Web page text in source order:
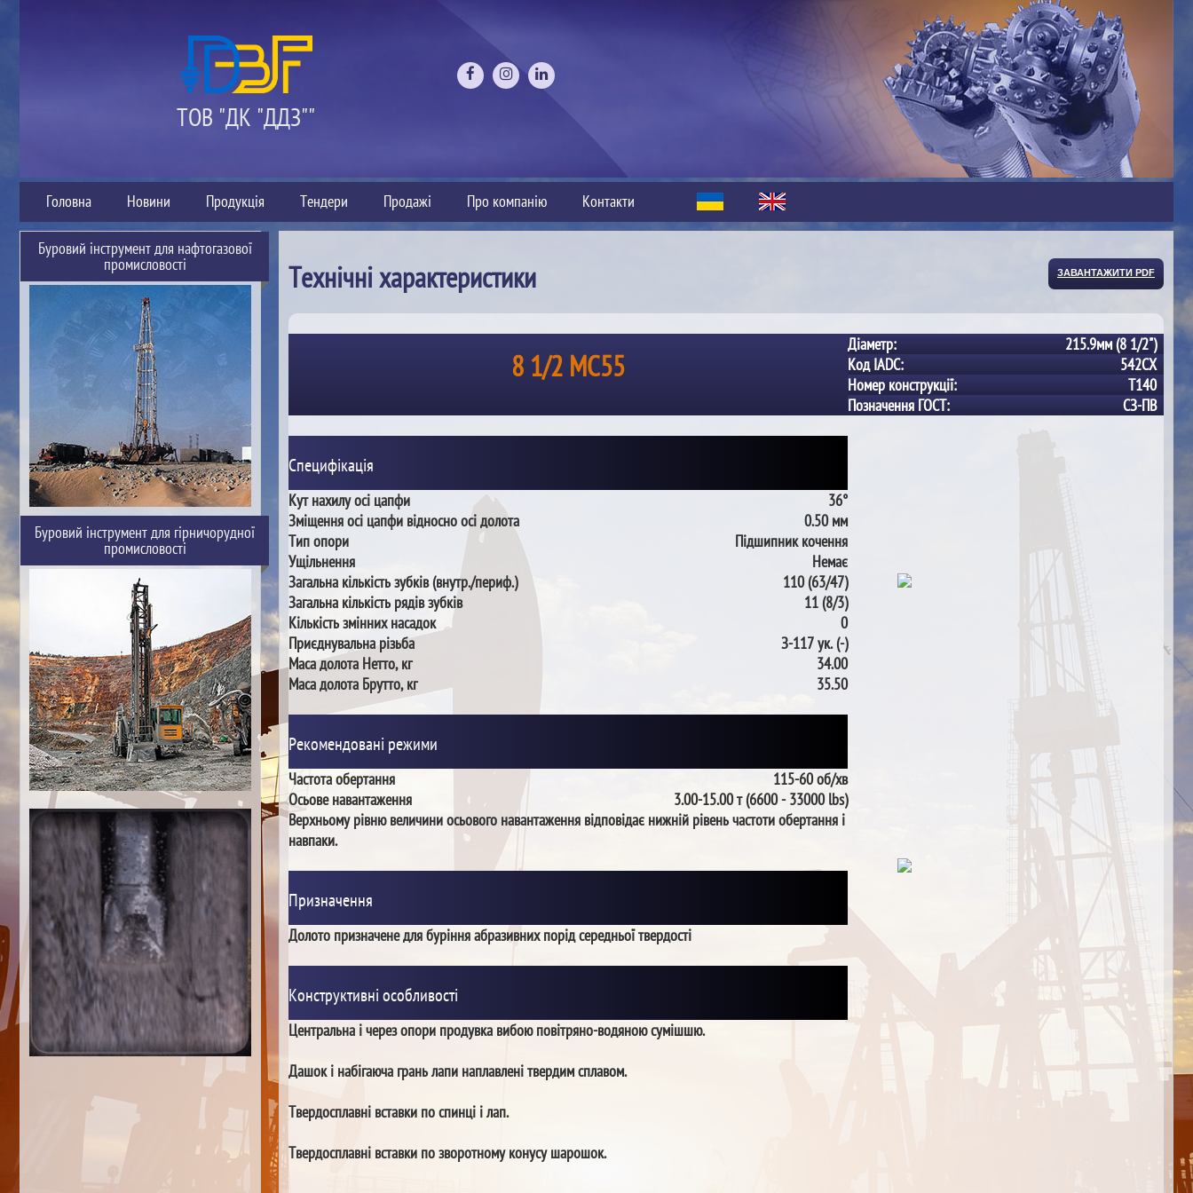
ТОВ "ДК "ДДЗ""
Головна Новини Продукція Тендери Продажі Про компанію Контакти
Буровий інструмент для нафтогазової
промисловості
Буровий інструмент для гірничорудної
промисловості
ЗАВАНТАЖИТИ PDF
Технічні характеристики
8 1/2 MC55
Діаметр:
215.9мм (8 1/2")
Код IADC:
542CX
Номер конструкції:
T140
Позначення ГОСТ:
СЗ-ПВ
Специфікація
Кут нахилу осі цапфи
36°
Зміщення осі цапфи відносно осі долота
0.50 мм
Тип опори
Підшипник кочення
Ущільнення
Немає
Загальна кількість зубків (внутр./периф.)
110 (63/47)
Загальна кількість рядів зубків
11 (8/3)
Кількість змінних насадок
0
Приєднувальна різьба
З-117 ук. (-)
Маса долота Нетто, кг
34.00
Маса долота Брутто, кг
35.50
Рекомендовані режими
Частота обертання
115-60 об/хв
Осьове навантаження
3.00-15.00 т (6600 - 33000 lbs)
Верхньому рівню величини осьового навантаження відповідає нижній рівень частоти обертання і
навпаки.
Призначення
Долото призначене для буріння абразивних порід середньої твердості
Конструктивні особливості
Центральна і через опори продувка вибою повітряно-водяною сумішшю.
Дашок і набігаюча грань лапи наплавлені твердим сплавом.
Твердосплавні вставки по спинці і лап.
Твердосплавні вставки по зворотному конусу шарошок.